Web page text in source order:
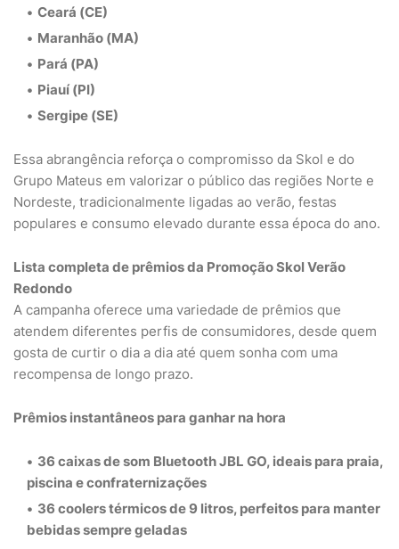
Ceará (CE)
Maranhão (MA)
Pará (PA)
Piauí (PI)
Sergipe (SE)
Essa abrangência reforça o compromisso da Skol e do
Grupo Mateus em valorizar o público das regiões Norte e
Nordeste, tradicionalmente ligadas ao verão, festas
populares e consumo elevado durante essa época do ano.
Lista completa de prêmios da Promoção Skol Verão
Redondo
A campanha oferece uma variedade de prêmios que
atendem diferentes perfis de consumidores, desde quem
gosta de curtir o dia a dia até quem sonha com uma
recompensa de longo prazo.
Prêmios instantâneos para ganhar na hora
36 caixas de som Bluetooth JBL GO, ideais para praia,
piscina e confraternizações
36 coolers térmicos de 9 litros, perfeitos para manter
bebidas sempre geladas